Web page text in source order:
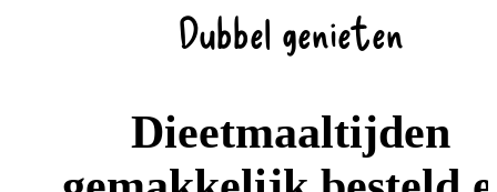
Dubbel genieten
Dieetmaaltijden